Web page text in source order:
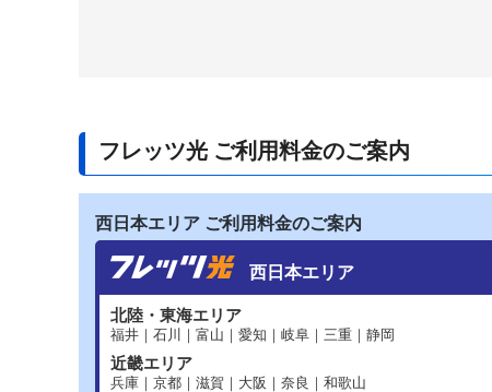
フレッツ光 ご利用料金のご案内
西日本エリア ご利用料金のご案内
西日本エリア
北陸・東海エリア
福井｜石川｜富山｜愛知｜岐阜｜三重｜静岡
近畿エリア
兵庫｜京都｜滋賀｜大阪｜奈良｜和歌山